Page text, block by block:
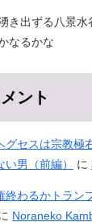
き出ずる八景
なるかな
ント
グセスは宗教極
男（前編）
に
終わるかトラン
Noraneko